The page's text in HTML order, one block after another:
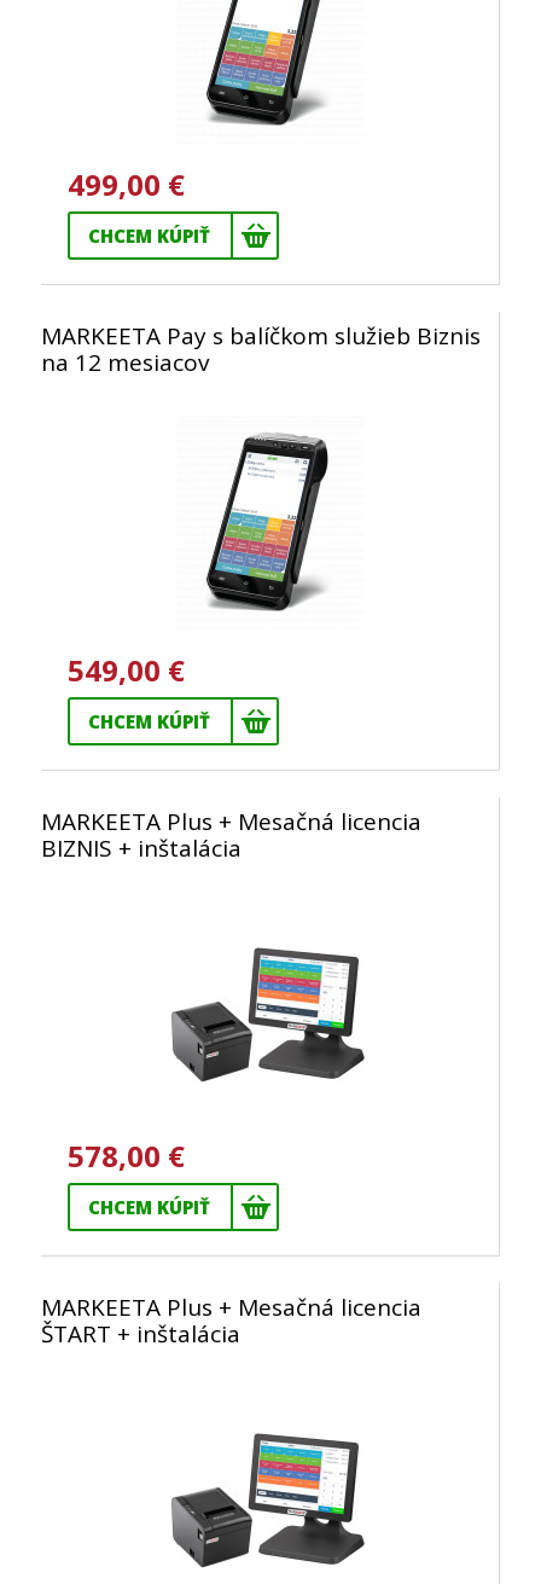
499,00 €
CHCEM KÚPIŤ
MARKEETA Pay s balíčkom služieb Biznis
na 12 mesiacov
549,00 €
CHCEM KÚPIŤ
MARKEETA Plus + Mesačná licencia
BIZNIS + inštalácia
578,00 €
CHCEM KÚPIŤ
MARKEETA Plus + Mesačná licencia
ŠTART + inštalácia